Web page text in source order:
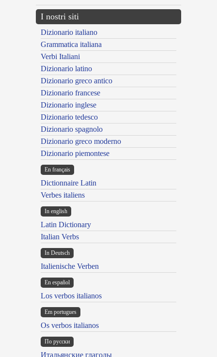
I nostri siti
Dizionario italiano
Grammatica italiana
Verbi Italiani
Dizionario latino
Dizionario greco antico
Dizionario francese
Dizionario inglese
Dizionario tedesco
Dizionario spagnolo
Dizionario greco moderno
Dizionario piemontese
En français
Dictionnaire Latin
Verbes italiens
In english
Latin Dictionary
Italian Verbs
In Deutsch
Italienische Verben
En español
Los verbos italianos
Em portugues
Os verbos italianos
По русски
Итальянские глаголы